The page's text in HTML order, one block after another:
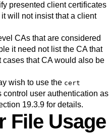
presented client certificates
will not insist that a client
CAs that are considered
it need not list the CA that
that CA would also be
wish to use the cert
control user authentication as
19.3.9for details.
File Usage